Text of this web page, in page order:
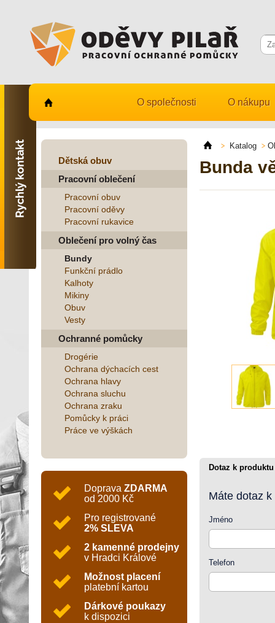
O společnosti O nákupu
Dětská obuv
Pracovní oblečení
Pracovní obuv
Pracovní oděvy
Pracovní rukavice
Oblečení pro volný čas
Bundy
Funkční prádlo
Kalhoty
Mikiny
Obuv
Vesty
Ochranné pomůcky
Drogérie
Ochrana dýchacích cest
Ochrana hlavy
Ochrana sluchu
Ochrana zraku
Pomůcky k práci
Práce ve výškách
Doprava ZDARMA
od 2000 Kč
Pro registrované
2% SLEVA
2 kamenné prodejny
v Hradci Králové
Možnost placení
platební kartou
Dárkové poukazy
k dispozici
Katalog
Bunda
Dotaz k produktu
Máte dotaz
Jméno
Telefon
Kontaktujte nás
731 482 530
info@odevy-pilar.cz
Provozovna:
Hradec Králové
Provozovna:
Hradec Králové